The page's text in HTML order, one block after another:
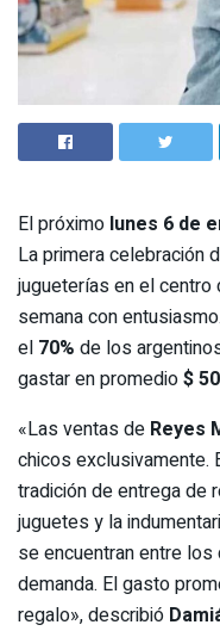
El próximo lunes 6 de
La primera celebración
jugueterías en el
semana con
el 70% de los
gastar en promedio$
«Las ventas de Reyes
chicos exclusivamente.
tradición de entrega de
juguetes y la
se encuentran entre
demanda. El gasto
regalo», describió